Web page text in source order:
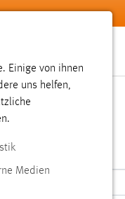
Einige von ihnen
uns helfen,
Medien